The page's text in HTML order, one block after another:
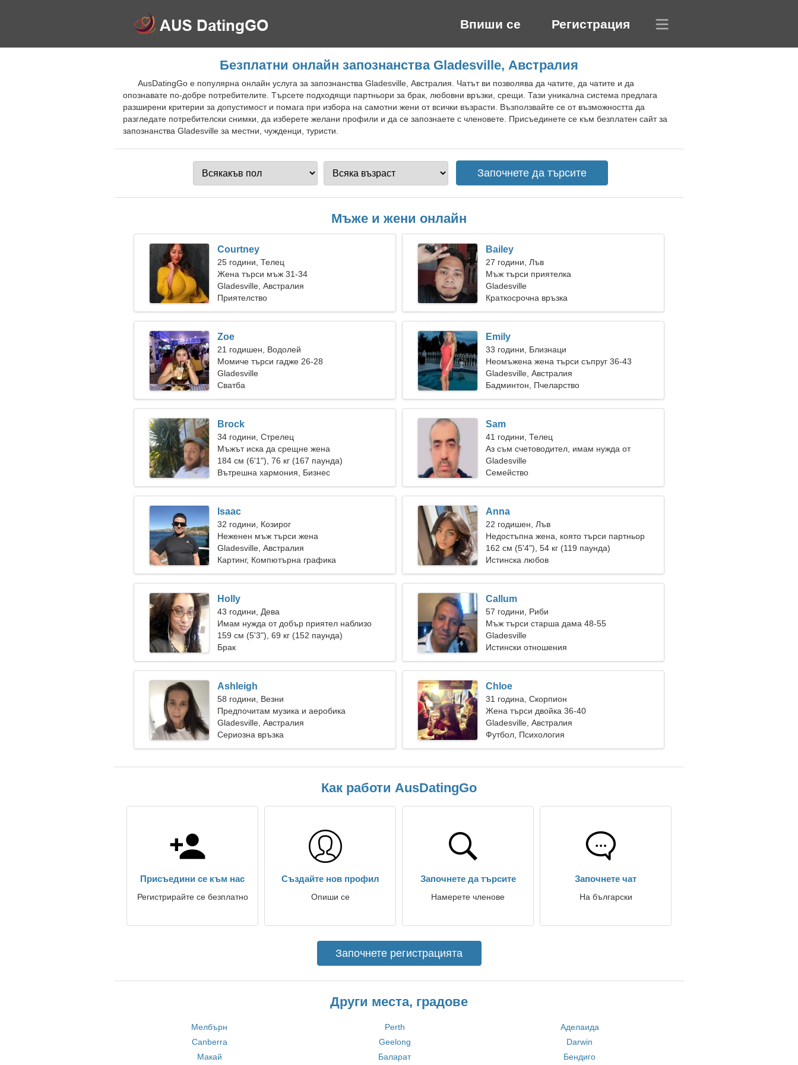
Впиши се Регистрация
Безплатни онлайн запознанства Gladesville, Австралия
AusDatingGo е популярна онлайн услуга за запознанства Gladesville, Австралия. Чатът ви позволява да чатите, да чатите и да
опознавате по-добре потребителите. Търсете подходящи партньори за брак, любовни връзки, срещи. Тази уникална система предлага
разширени критерии за допустимост и помага при избора на самотни жени от всички възрасти. Възползвайте се от възможността да
разгледате потребителски снимки, да изберете желани профили и да се запознаете с членовете. Присъединете се към безплатен сайт за
запознанства Gladesville за местни, чужденци, туристи.
Мъже и жени онлайн
Courtney
25 години, Телец
Жена търси мъж 31-34
Gladesville, Австралия
Приятелство
Bailey
27 години, Лъв
Мъж търси приятелка
Gladesville
Краткосрочна връзка
Zoe
21 годишен, Водолей
Момиче търси гадже 26-28
Gladesville
Сватба
Emily
33 години, Близнаци
Неомъжена жена търси съпруг 36-43
Gladesville, Австралия
Бадминтон, Пчеларство
Brock
34 години, Стрелец
Мъжът иска да срещне жена
184 см (6'1"), 76 кг (167 паунда)
Вътрешна хармония, Бизнес
Sam
41 години, Телец
Аз съм счетоводител, имам нужда от
прекрасна жена
Gladesville
Семейство
Isaac
32 години, Козирог
Неженен мъж търси жена
Gladesville, Австралия
Картинг, Компютърна графика
Anna
22 годишен, Лъв
Недостъпна жена, която търси партньор
162 см (5'4"), 54 кг (119 паунда)
Истинска любов
Holly
43 години, Дева
Имам нужда от добър приятел наблизо
159 см (5'3"), 69 кг (152 паунда)
Брак
Callum
57 години, Риби
Мъж търси старша дама 48-55
Gladesville
Истински отношения
Ashleigh
58 години, Везни
Предпочитам музика и аеробика
Gladesville, Австралия
Сериозна връзка
Chloe
31 година, Скорпион
Жена търси двойка 36-40
Gladesville, Австралия
Футбол, Психология
Как работи AusDatingGo
Присъедини се към нас
Регистрирайте се безплатно
Създайте нов профил
Опиши се
Започнете да търсите
Намерете членове
Започнете чат
На български
Започнете регистрацията
Други места, градове
Мелбърн Perth
Аделаида
Canberra
Geelong
Darwin
Макай
Баларат Бендиго